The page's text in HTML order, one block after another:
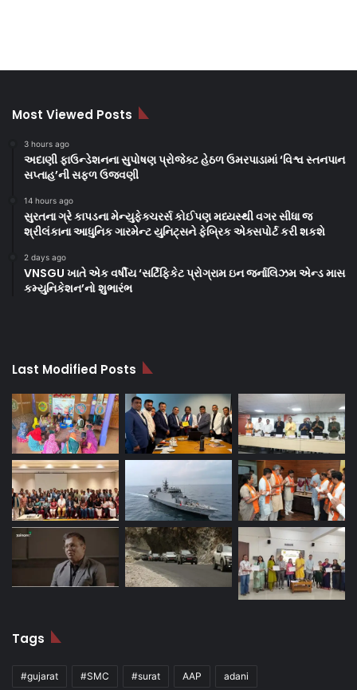
Most Viewed Posts
3 hours ago
અદાણી ફાઉન્ડેશનના સુપોષણ પ્રોજેક્ટ હેઠળ ઉમરપાડામાં ‘વિશ્વ સ્તનપાન
સપ્તાહ’ની સફળ ઉજવણી
14 hours ago
સુરતના ગ્રે કાપડના મેન્યુફેક્ચરર્સ કોઈપણ મધ્યસ્થી વગર સીધા જ
શ્રીલંકાના આધુનિક ગારમેન્ટ યુનિટ્સને ફેબ્રિક એક્સપોર્ટ કરી શકશે
2 days ago
VNSGU ખાતે એક વર્ષીય ‘સર્ટિફિકેટ પ્રોગ્રામ ઇન જર્નાલિઝમ એન્ડ માસ
કમ્યુનિકેશન’નો શુભારંભ
Last Modified Posts
Tags
#gujarat #SMC #surat AAP adani